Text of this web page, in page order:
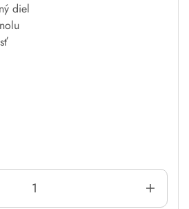
diel